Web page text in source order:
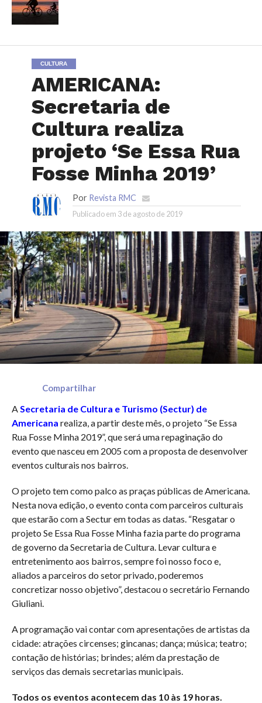
CULTURA
AMERICANA:
Secretaria de
Cultura realiza
projeto ‘Se Essa Rua
Fosse Minha 2019’
Por Revista RMC
Publicado em 3 de agosto de 2019
Compartilhar
A Secretaria de Cultura e Turismo (Sectur) de
Americana realiza, a partir deste mês, o projeto “Se Essa
Rua Fosse Minha 2019”, que será uma repaginação do
evento que nasceu em 2005 com a proposta de desenvolver
eventos culturais nos bairros.
O projeto tem como palco as praças públicas de Americana.
Nesta nova edição, o evento conta com parceiros culturais
que estarão com a Sectur em todas as datas. “Resgatar o
projeto Se Essa Rua Fosse Minha fazia parte do programa
de governo da Secretaria de Cultura. Levar cultura e
entretenimento aos bairros, sempre foi nosso foco e,
aliados a parceiros do setor privado, poderemos
concretizar nosso objetivo”, destacou o secretário Fernando
Giuliani.
A programação vai contar com apresentações de artistas da
cidade: atrações circenses; gincanas; dança; música; teatro;
contação de histórias; brindes; além da prestação de
serviços das demais secretarias municipais.
Todos os eventos acontecem das 10 às 19 horas.